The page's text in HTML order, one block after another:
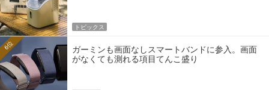
トピックス
ガーミンも画面なしスマートバンドに参入。画面
がなくても測れる項目てんこ盛り
6位